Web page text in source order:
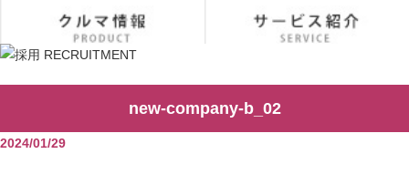
new-company-b_02
2024/01/29